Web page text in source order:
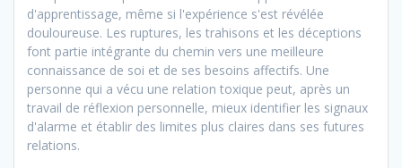
d'apprentissage, même si l'expérience s'est révélée
douloureuse. Les ruptures, les trahisons et les déceptions
font partie intégrante du chemin vers une meilleure
connaissance de soi et de ses besoins affectifs. Une
personne qui a vécu une relation toxique peut, après un
travail de réflexion personnelle, mieux identifier les signaux
d'alarme et établir des limites plus claires dans ses futures
relations.